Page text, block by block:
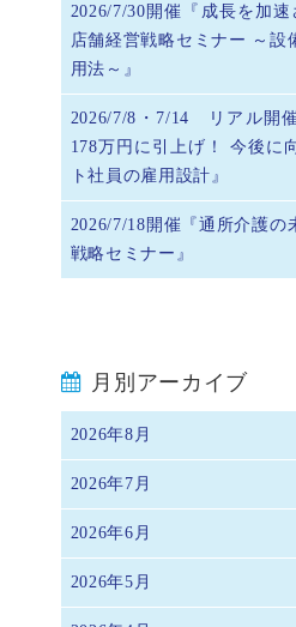
2026/7/30開催『成長を加
店舗経営戦略セミナー ～設
用法～』
2026/7/8・7/14 リアル開
178万円に引上げ！ 今後に
ト社員の雇用設計』
2026/7/18開催『通所介護の
戦略セミナー』
月別アーカイブ
2026年8月
2026年7月
2026年6月
2026年5月